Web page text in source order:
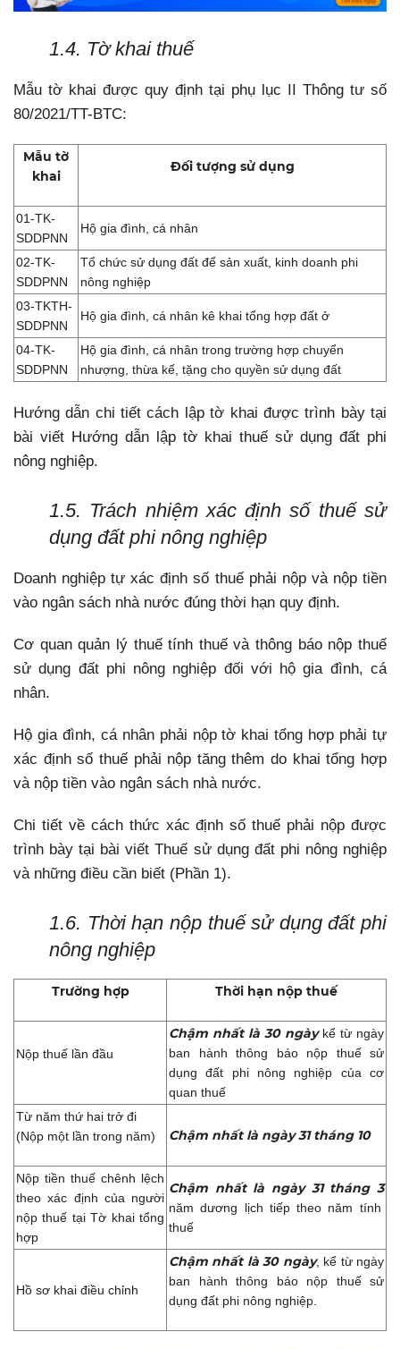
1.4. Tờ khai thuế
Mẫu tờ khai được quy định tại phụ lục II Thông tư số
80/2021/TT-BTC:
Mẫu tờ
khai
Đối tượng sử dụng
01-TK-
SDDPNN
Hộ gia đình, cá nhân
02-TK-
SDDPNN
Tổ chức sử dụng đất để sản xuất, kinh doanh phi
nông nghiệp
03-TKTH-
SDDPNN
Hộ gia đình, cá nhân kê khai tổng hợp đất ở
04-TK-
SDDPNN
Hộ gia đình, cá nhân trong trường hợp chuyển
nhượng, thừa kế, tặng cho quyền sử dụng đất
Hướng dẫn chi tiết cách lập tờ khai được trình bày tại
bài viết Hướng dẫn lập tờ khai thuế sử dụng đất phi
nông nghiệp.
1.5. Trách nhiệm xác định số thuế sử
dụng đất phi nông nghiệp
Doanh nghiệp tự xác định số thuế phải nộp và nộp tiền
vào ngân sách nhà nước đúng thời hạn quy định.
Cơ quan quản lý thuế tính thuế và thông báo nộp thuế
sử dụng đất phi nông nghiệp đối với hộ gia đình, cá
nhân.
Hộ gia đình, cá nhân phải nộp tờ khai tổng hợp phải tự
xác định số thuế phải nộp tăng thêm do khai tổng hợp
và nộp tiền vào ngân sách nhà nước.
Chi tiết về cách thức xác định số thuế phải nộp được
trình bày tại bài viết Thuế sử dụng đất phi nông nghiệp
và những điều cần biết (Phần 1).
1.6. Thời hạn nộp thuế sử dụng đất phi
nông nghiệp
Trường hợp Thời hạn nộp thuế
Nộp thuế lần đầu
Chậm nhất là 30 ngàykể từ ngày
ban hành thông báo nộp thuế sử
dụng đất phi nông nghiệp của cơ
quan thuế
Từ năm thứ hai trở đi
(Nộp một lần trong năm)
Chậm nhất là ngày 31 tháng 10
Nộp tiền thuế chênh lệch
theo xác định của người
nộp thuế tại Tờ khai tổng
hợp
Chậm nhất là ngày 31 tháng 3
năm dương lịch tiếp theo năm tính
thuế
Hồ sơ khai điều chỉnh
Chậm nhất là 30 ngày, kể từ ngày
ban hành thông báo nộp thuế sử
dụng đất phi nông nghiệp.